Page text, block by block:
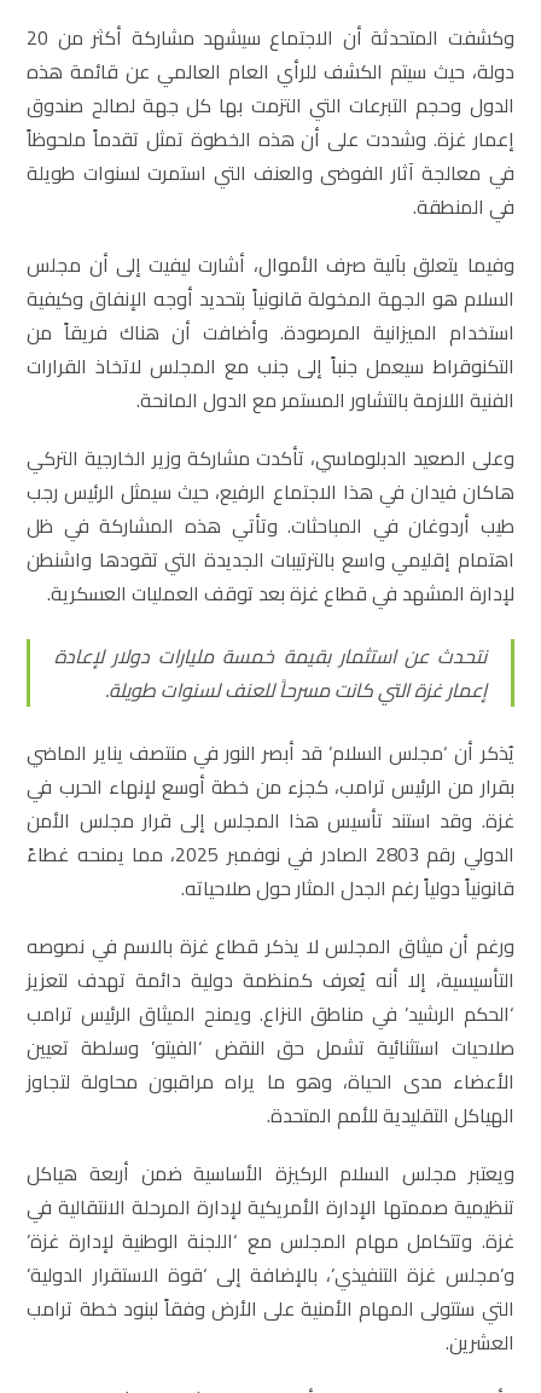
وكشفت المتحدثة أن الاجتماع سيشهد مشاركة أكثر من 20
دولة، حيث سيتم الكشف للرأي العام العالمي عن قائمة هذه
الدول وحجم التبرعات التي التزمت بها كل جهة لصالح صندوق
إعمار غزة. وشددت على أن هذه الخطوة تمثل تقدماً ملحوظاً
في معالجة آثار الفوضى والعنف التي استمرت لسنوات طويلة
في المنطقة.
وفيما يتعلق بآلية صرف الأموال، أشارت ليفيت إلى أن مجلس
السلام هو الجهة المخولة قانونياً بتحديد أوجه الإنفاق وكيفية
استخدام الميزانية المرصودة. وأضافت أن هناك فريقاً من
التكنوقراط سيعمل جنباً إلى جنب مع المجلس لاتخاذ القرارات
الفنية اللازمة بالتشاور المستمر مع الدول المانحة.
وعلى الصعيد الدبلوماسي، تأكدت مشاركة وزير الخارجية التركي
هاكان فيدان في هذا الاجتماع الرفيع، حيث سيمثل الرئيس رجب
طيب أردوغان في المباحثات. وتأتي هذه المشاركة في ظل
اهتمام إقليمي واسع بالترتيبات الجديدة التي تقودها واشنطن
لإدارة المشهد في قطاع غزة بعد توقف العمليات العسكرية.
نتحدث عن استثمار بقيمة خمسة مليارات دولار لإعادة
إعمار غزة التي كانت مسرحاً للعنف لسنوات طويلة.
يُذكر أن ‘مجلس السلام’ قد أبصر النور في منتصف يناير الماضي
بقرار من الرئيس ترامب، كجزء من خطة أوسع لإنهاء الحرب في
غزة. وقد استند تأسيس هذا المجلس إلى قرار مجلس الأمن
الدولي رقم 2803 الصادر في نوفمبر 2025، مما يمنحه غطاءً
قانونياً دولياً رغم الجدل المثار حول صلاحياته.
ورغم أن ميثاق المجلس لا يذكر قطاع غزة بالاسم في نصوصه
التأسيسية، إلا أنه يُعرف كمنظمة دولية دائمة تهدف لتعزيز
‘الحكم الرشيد’ في مناطق النزاع. ويمنح الميثاق الرئيس ترامب
صلاحيات استثنائية تشمل حق النقض ‘الفيتو’ وسلطة تعيين
الأعضاء مدى الحياة، وهو ما يراه مراقبون محاولة لتجاوز
الهياكل التقليدية للأمم المتحدة.
ويعتبر مجلس السلام الركيزة الأساسية ضمن أربعة هياكل
تنظيمية صممتها الإدارة الأمريكية لإدارة المرحلة الانتقالية في
غزة. وتتكامل مهام المجلس مع ‘اللجنة الوطنية لإدارة غزة’
و’مجلس غزة التنفيذي’، بالإضافة إلى ‘قوة الاستقرار الدولية’
التي ستتولى المهام الأمنية على الأرض وفقاً لبنود خطة ترامب
العشرين.